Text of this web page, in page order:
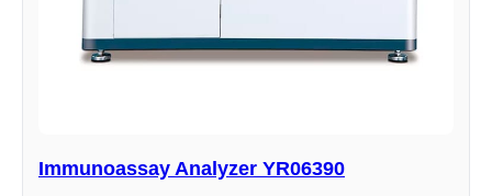
Immunoassay Analyzer YR06390